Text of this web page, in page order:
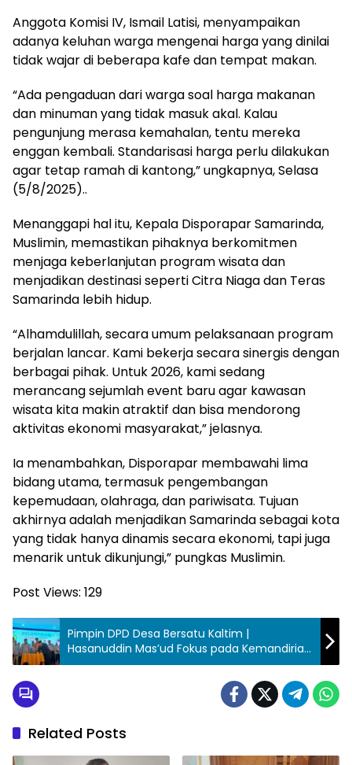
Anggota Komisi IV, Ismail Latisi, menyampaikan
adanya keluhan warga mengenai harga yang dinilai
tidak wajar di beberapa kafe dan tempat makan.
“Ada pengaduan dari warga soal harga makanan
dan minuman yang tidak masuk akal. Kalau
pengunjung merasa kemahalan, tentu mereka
enggan kembali. Standarisasi harga perlu dilakukan
agar tetap ramah di kantong,” ungkapnya, Selasa
(5/8/2025)..
Menanggapi hal itu, Kepala Disporapar Samarinda,
Muslimin, memastikan pihaknya berkomitmen
menjaga keberlanjutan program wisata dan
menjadikan destinasi seperti Citra Niaga dan Teras
Samarinda lebih hidup.
“Alhamdulillah, secara umum pelaksanaan program
berjalan lancar. Kami bekerja secara sinergis dengan
berbagai pihak. Untuk 2026, kami sedang
merancang sejumlah event baru agar kawasan
wisata kita makin atraktif dan bisa mendorong
aktivitas ekonomi masyarakat,” jelasnya.
Ia menambahkan, Disporapar membawahi lima
bidang utama, termasuk pengembangan
kepemudaan, olahraga, dan pariwisata. Tujuan
akhirnya adalah menjadikan Samarinda sebagai kota
yang tidak hanya dinamis secara ekonomi, tapi juga
menarik untuk dikunjungi,” pungkas Muslimin.
Post Views: 129
Pimpin DPD Desa Bersatu Kaltim |
Hasanuddin Mas’ud Fokus pada Kemandirian
dan Sinergi Desa
Related Posts